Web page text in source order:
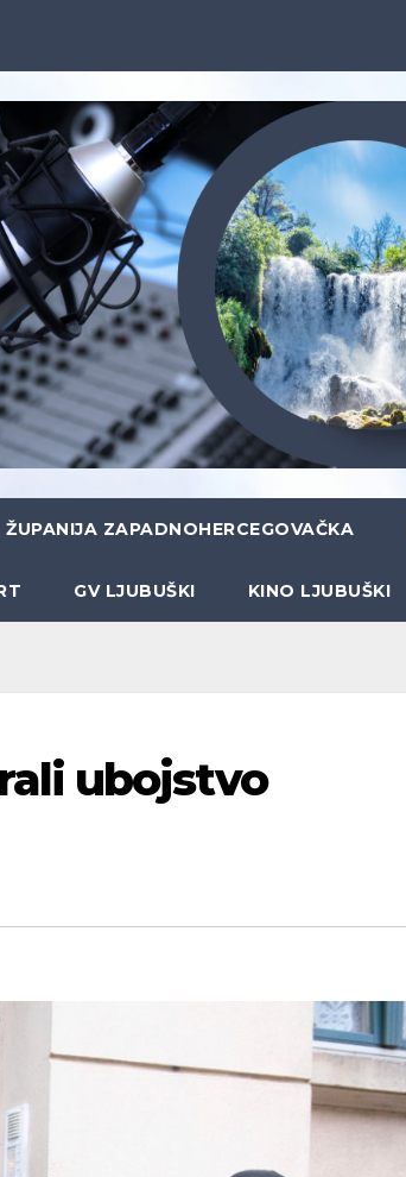
ŽUPANIJA ZAPADNOHERCEGOVAČKA
GV LJUBUŠKI KINO LJUBUŠKI
ubojstvo